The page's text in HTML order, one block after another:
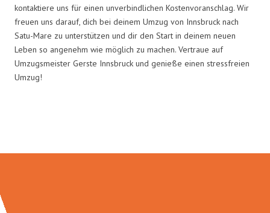
kontaktiere uns für einen unverbindlichen Kostenvoranschlag. Wir
freuen uns darauf, dich bei deinem Umzug von Innsbruck nach
Satu-Mare zu unterstützen und dir den Start in deinem neuen
Leben so angenehm wie möglich zu machen. Vertraue auf
Umzugsmeister Gerste Innsbruck und genieße einen stressfreien
Umzug!